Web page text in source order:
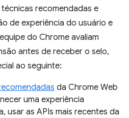
recomendadas e
de experiência do usuário e
do Chrome avaliam
antes de receber o selo,
ao seguinte:
da Chrome Web
uma experiência
usar as APIs mais recentes da